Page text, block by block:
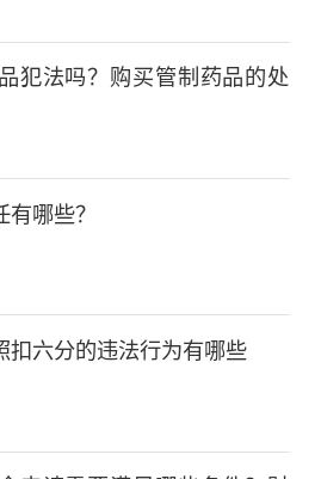
犯法吗？购买管制药品的处
哪些？
扣六分的违法行为有哪些